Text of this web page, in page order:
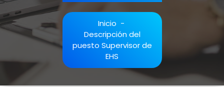
Inicio -
Descripción del
puesto Supervisor de
EHS